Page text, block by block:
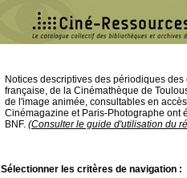
Notices descriptives des périodiques
française, de la Cinémathèque de
de l'image animée, consultables en
Cinémagazine et Paris-Photographe ont
BNF. (Consulter le guide d'utilisation du
Sélectionner les critères de navigation :